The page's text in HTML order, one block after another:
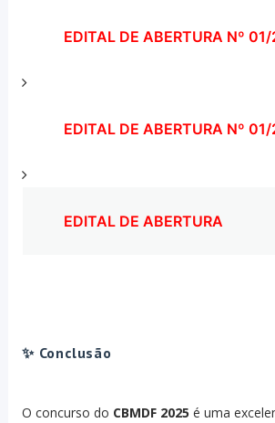
EDITAL DE ABERTURA Nº
EDITAL DE ABERTURA Nº
EDITAL DE ABERTURA
✨ Conclusão
O concurso do CBMDF 2025 é uma